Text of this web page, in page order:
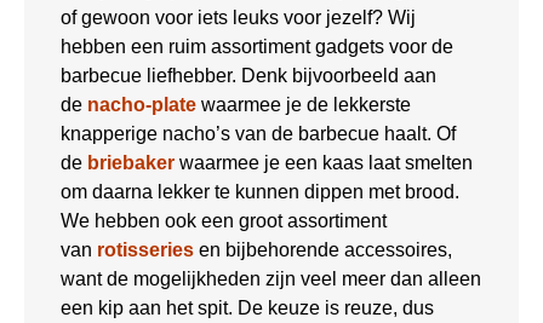
of gewoon voor iets leuks voor jezelf? Wij
hebben een ruim assortiment gadgets voor de
barbecue liefhebber. Denk bijvoorbeeld aan
de nacho-plate waarmee je de lekkerste
knapperige nacho’s van de barbecue haalt. Of
de briebaker waarmee je een kaas laat smelten
om daarna lekker te kunnen dippen met brood.
We hebben ook een groot assortiment
van rotisseries en bijbehorende accessoires,
want de mogelijkheden zijn veel meer dan alleen
een kip aan het spit. De keuze is reuze, dus